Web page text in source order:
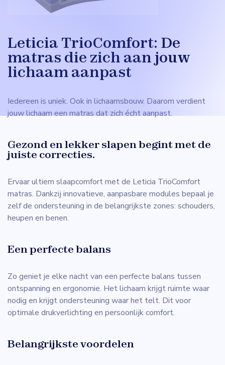
Leticia TrioComfort: De
matras die zich aan jouw
lichaam aanpast
Iedereen is uniek. Ook in lichaamsbouw. Daarom verdient
jouw lichaam een matras dat zich écht aanpast.
Gezond en lekker slapen begint met de
juiste correcties.
Ervaar ultiem slaapcomfort met de Leticia TrioComfort
matras. Dankzij innovatieve, aanpasbare modules bepaal je
zelf de ondersteuning in de belangrijkste zones: schouders,
heupen en benen.
Een perfecte balans
Zo geniet je elke nacht van een perfecte balans tussen
ontspanning en ergonomie. Het lichaam krijgt ruimte waar
nodig en krijgt ondersteuning waar het telt. Dit voor
optimale drukverlichting en persoonlijk comfort.
Belangrijkste voordelen